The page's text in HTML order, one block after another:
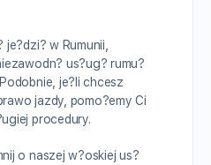
w Rumunii,
us?ug? rumu?
je?li chcesz
jazdy, pomo?emy Ci
procedury.
o naszej w?oskiej us?